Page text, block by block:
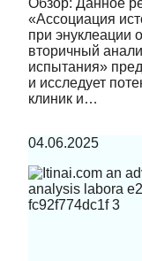
«Ассоциация
при энуклеации
вторичный
испытания»
и исследует
клиник и…
04.06.2025